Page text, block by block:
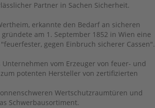
Partner in Sachen Sicherheit.
erkannte den Bedarf an sicheren
am 1. September 1852 in Wien eine
gegen Einbruch sicherer Cassen".
vom Erzeuger von feuer- und
potenten Hersteller von zertifizierten
Wertschutzraumtüren und
Schwerbausortiment.